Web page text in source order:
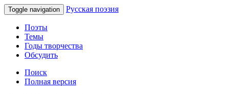
Toggle navigation Русская поэзия
Поэты
Темы
Годы творчества
Обсудить
Поиск
Полная версия